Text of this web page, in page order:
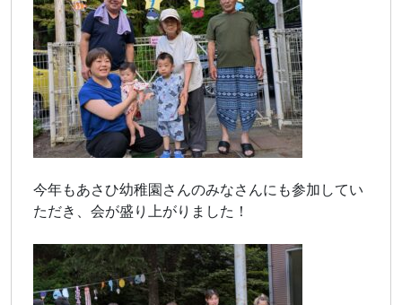
今年もあさひ幼稚園さんのみなさんにも参加してい
ただき、会が盛り上がりました！